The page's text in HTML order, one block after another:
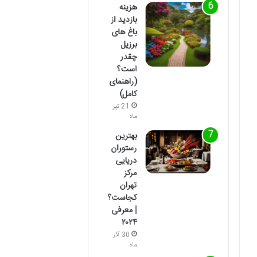
هزینه
بازدید از
باغ های
برزیل
چقدر
است؟
(راهنمای
کامل)
21 تیر
ماه
بهترین
رستوران
دریایی
مرکز
تهران
کجاست؟
| معرفی
۲۰۲۴
30 آذر
ماه